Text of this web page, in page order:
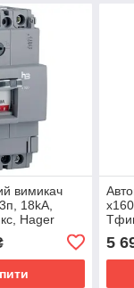
вимикач
18kA,
Hager
5